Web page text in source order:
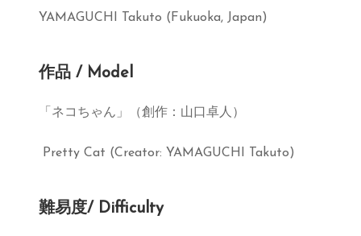
YAMAGUCHI Takuto (Fukuoka, Japan)
作品 / Model
「ネコちゃん」（創作：山口卓人）
Pretty Cat (Creator: YAMAGUCHI Takuto)
難易度/ Difficulty